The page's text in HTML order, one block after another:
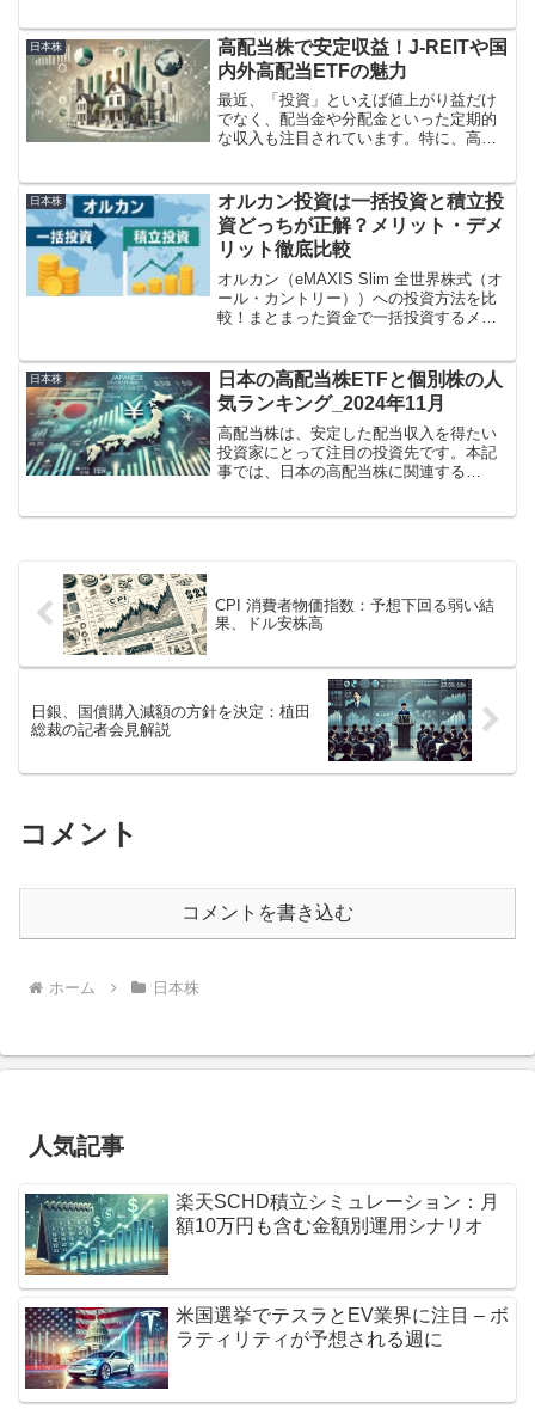
明します。
日本株
高配当株で安定収益！J-REITや国
内外高配当ETFの魅力
最近、「投資」といえば値上がり益だけ
でなく、配当金や分配金といった定期的
な収入も注目されています。特に、高配
したお金の流れを得る方法として人気が
あります。例えば...
日本株
オルカン投資は一括投資と積立投
資どっちが正解？メリット・デメ
リット徹底比較
オルカン（eMAXIS Slim 全世界株式（オ
ール・カントリー））への投資方法を比
較！まとまった資金で一括投資するメリ
解説。自分に合ったスタイルで資産運用
を始めるヒントがここに。
日本株
日本の高配当株ETFと個別株の人
気ランキング_2024年11月
高配当株は、安定した配当収入を得たい
投資家にとって注目の投資先です。本記
事では、日本の高配当株に関連する
CPI 消費者物価指数：予想下回る弱い結
果、ドル安株高
日銀、国債購入減額の方針を決定：植田
総裁の記者会見解説
コメント
コメントを書き込む
ホーム 日本株
人気記事
楽天SCHD積立シミュレーション：月
額10万円も含む金額別運用シナリオ
米国選挙でテスラとEV業界に注目 – ボ
ラティリティが予想される週に